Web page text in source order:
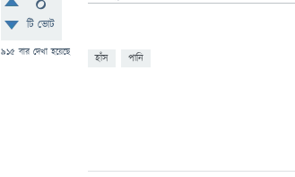
টি ভোট
915 বার দেখা হয়েছে হাঁস পানি